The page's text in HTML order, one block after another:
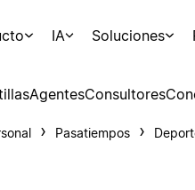
IA Soluciones
AgentesConsultores
Pasatiempos